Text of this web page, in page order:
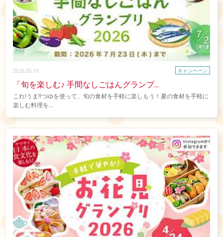
2026.06.19 キャンペーン
「旬を楽しむ♪ 手間なしごはんグランプ...
これ!うま!!つゆを使って、旬の食材を手軽に楽しもう！夏の食材を手軽に
楽しむ料理を...